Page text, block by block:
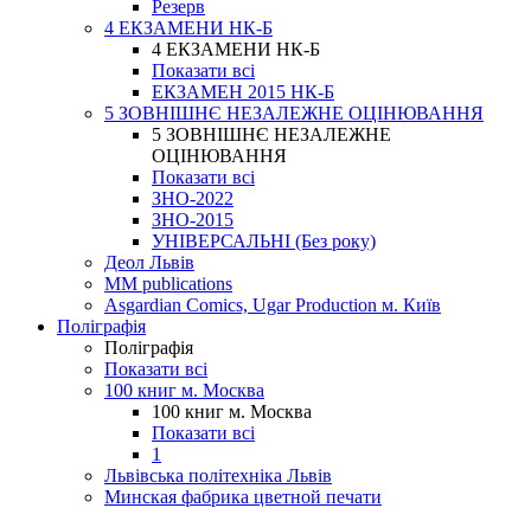
Резерв
4 ЕКЗАМЕНИ НК-Б
4 ЕКЗАМЕНИ НК-Б
Показати всі
ЕКЗАМЕН 2015 НК-Б
5 ЗОВНІШНЄ НЕЗАЛЕЖНЕ ОЦІНЮВАННЯ
5 ЗОВНІШНЄ НЕЗАЛЕЖНЕ
ОЦІНЮВАННЯ
Показати всі
ЗНО-2022
ЗНО-2015
УНІВЕРСАЛЬНІ (Без року)
Деол Львів
MM publications
Asgardian Comics, Ugar Production м. Київ
Поліграфія
Поліграфія
Показати всі
100 книг м. Москва
100 книг м. Москва
Показати всі
1
Львівська політехніка Львів
Минская фабрика цветной печати